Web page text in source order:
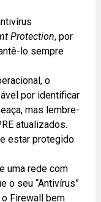
Protection, por
lo sempre
o
por identificar
mas lembre-
atualizados.
estar protegido
uma rede com
o seu “Antivírus”
Firewall bem